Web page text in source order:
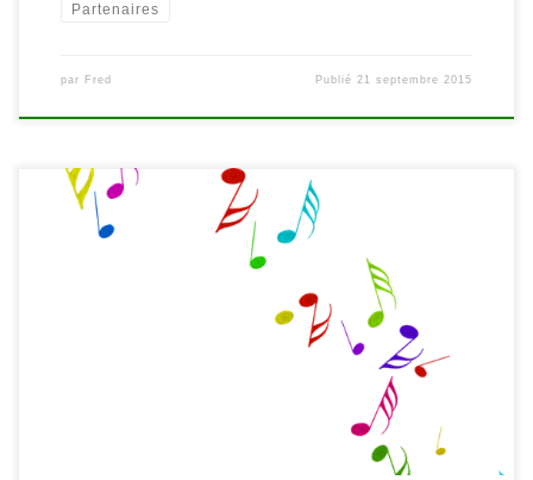
Partenaires
par Fred Publié 21 septembre 2015
Éveil musical par Dominique Fagard le mercredi 7 octobre à 10h30
à la Bibliothèque de Waimes Réservation obligatoire Par la
chanson, la danse et le jeu, Dominique Fagard fait découvrir les
mille et une possibilités de vivre la musique tout en s’amusant…